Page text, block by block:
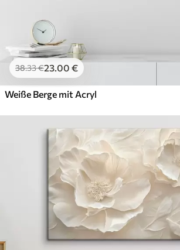
38.33€23.00 €
Weiße Berge mit Acryl